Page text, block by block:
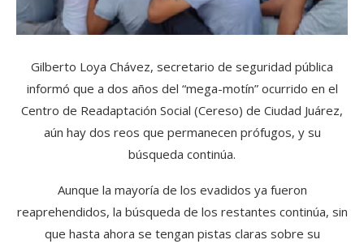
Gilberto Loya Chávez, secretario de seguridad pública
informó que a dos años del “mega-motín” ocurrido en el
Centro de Readaptación Social (Cereso) de Ciudad Juárez,
aún hay dos reos que permanecen prófugos, y su
búsqueda continúa.
Aunque la mayoría de los evadidos ya fueron
reaprehendidos, la búsqueda de los restantes continúa, sin
que hasta ahora se tengan pistas claras sobre su